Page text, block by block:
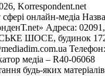
Korrespondent.net
онлайн-медіа
Адреса:
ШОСЕ, будинок 172-
медіа – R40-06068
будь-яких